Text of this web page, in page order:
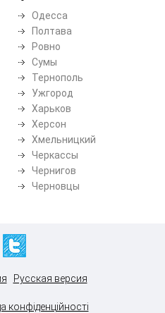
Одесса
Полтава
Ровно
Сумы
Тернополь
Ужгород
Харьков
Херсон
Хмельницкий
Черкассы
Чернигов
Черновцы
Русская версия
конфіденційності